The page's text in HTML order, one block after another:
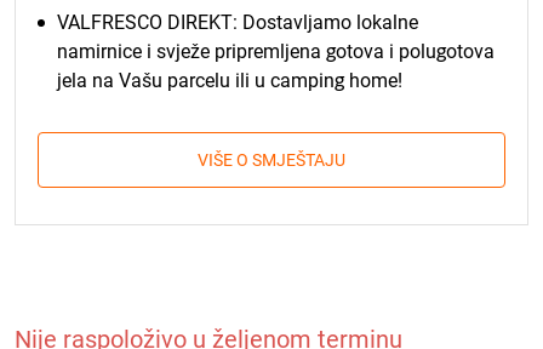
VALFRESCO DIREKT: Dostavljamo lokalne
namirnice i svježe pripremljena gotova i polugotova
jela na Vašu parcelu ili u camping home!
VIŠE O SMJEŠTAJU
Nije raspoloživo u željenom terminu